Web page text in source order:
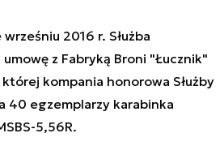
2016 r. Służba
z Fabryką Broni "Łucznik"
kompania honorowa Służby
40 egzemplarzy karabinka
5,56R.